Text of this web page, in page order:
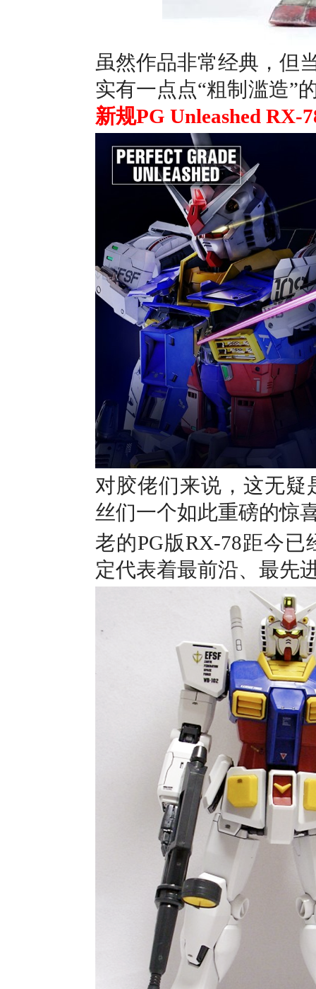
虽然作品非常经典，但
实有一点点“粗制滥造”
新规PG Unleashed RX-
对胶佬们来说，这无疑
丝们一个如此重磅的惊
老的PG版RX-78距今
定代表着最前沿、最先